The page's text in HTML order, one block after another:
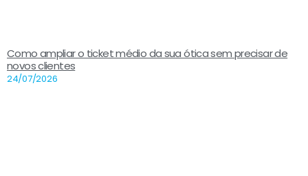
Como ampliar o ticket médio da sua ótica sem precisar de
novos clientes
24/07/2026